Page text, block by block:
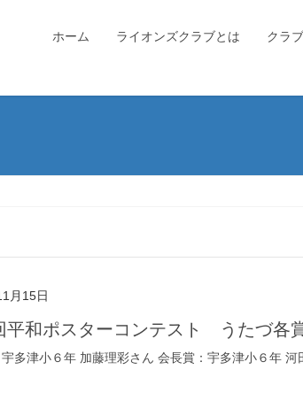
ホーム ライオンズクラブとは クラ
月15日
回平和ポスターコンテスト うたづ各
多津小６年 加藤理彩さん 会長賞：宇多津小６年 河